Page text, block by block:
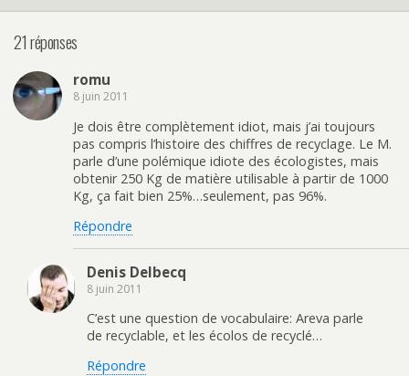
21 réponses
romu
8 juin 2011
Je dois être complètement idiot, mais j’ai toujours
pas compris l’histoire des chiffres de recyclage. Le M.
parle d’une polémique idiote des écologistes, mais
obtenir 250 Kg de matière utilisable à partir de 1000
Kg, ça fait bien 25%…seulement, pas 96%.
Répondre
Denis Delbecq
8 juin 2011
C’est une question de vocabulaire: Areva parle
de recyclable, et les écolos de recyclé…
Répondre